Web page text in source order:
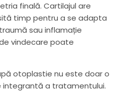
finală. Cartilajul are
timp pentru a se adapta
sau inflamație
vindecare poate
otoplastie nu este doar o
a tratamentului.